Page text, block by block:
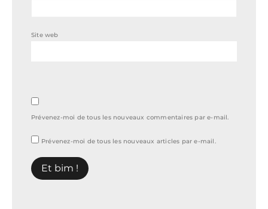
Site web
Prévenez-moi de tous les nouveaux commentaires par e-mail.
Prévenez-moi de tous les nouveaux articles par e-mail.